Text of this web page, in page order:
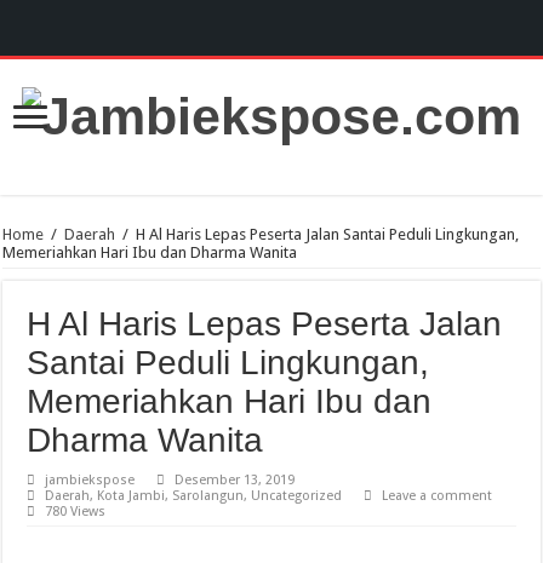
Home / Daerah / H Al Haris Lepas Peserta Jalan Santai Peduli Lingkungan,
Memeriahkan Hari Ibu dan Dharma Wanita
H Al Haris Lepas Peserta Jalan
Santai Peduli Lingkungan,
Memeriahkan Hari Ibu dan
Dharma Wanita
jambiekspose
Desember 13, 2019
Daerah, Kota Jambi, Sarolangun, Uncategorized
Leave a comment
780 Views